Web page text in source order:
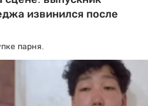
извинился после
парня.